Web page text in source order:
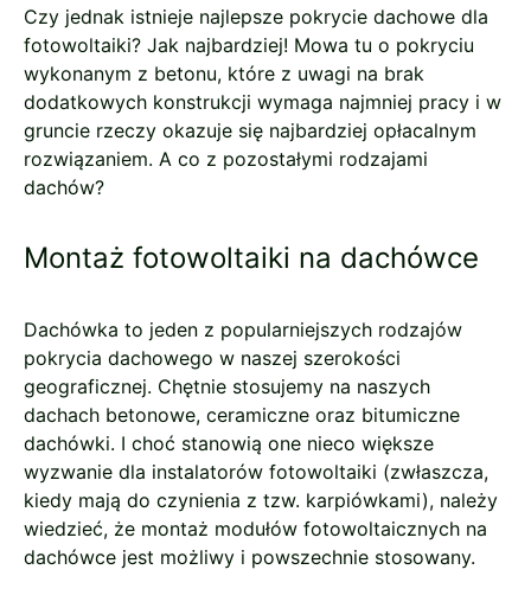
Czy jednak istnieje najlepsze pokrycie dachowe dla
fotowoltaiki? Jak najbardziej! Mowa tu o pokryciu
wykonanym z betonu, które z uwagi na brak
dodatkowych konstrukcji wymaga najmniej pracy i w
gruncie rzeczy okazuje się najbardziej opłacalnym
rozwiązaniem. A co z pozostałymi rodzajami
dachów?
Montaż fotowoltaiki na dachówce
Dachówka to jeden z popularniejszych rodzajów
pokrycia dachowego w naszej szerokości
geograficznej. Chętnie stosujemy na naszych
dachach betonowe, ceramiczne oraz bitumiczne
dachówki. I choć stanowią one nieco większe
wyzwanie dla instalatorów fotowoltaiki (zwłaszcza,
kiedy mają do czynienia z tzw. karpiówkami), należy
wiedzieć, że montaż modułów fotowoltaicznych na
dachówce jest możliwy i powszechnie stosowany.